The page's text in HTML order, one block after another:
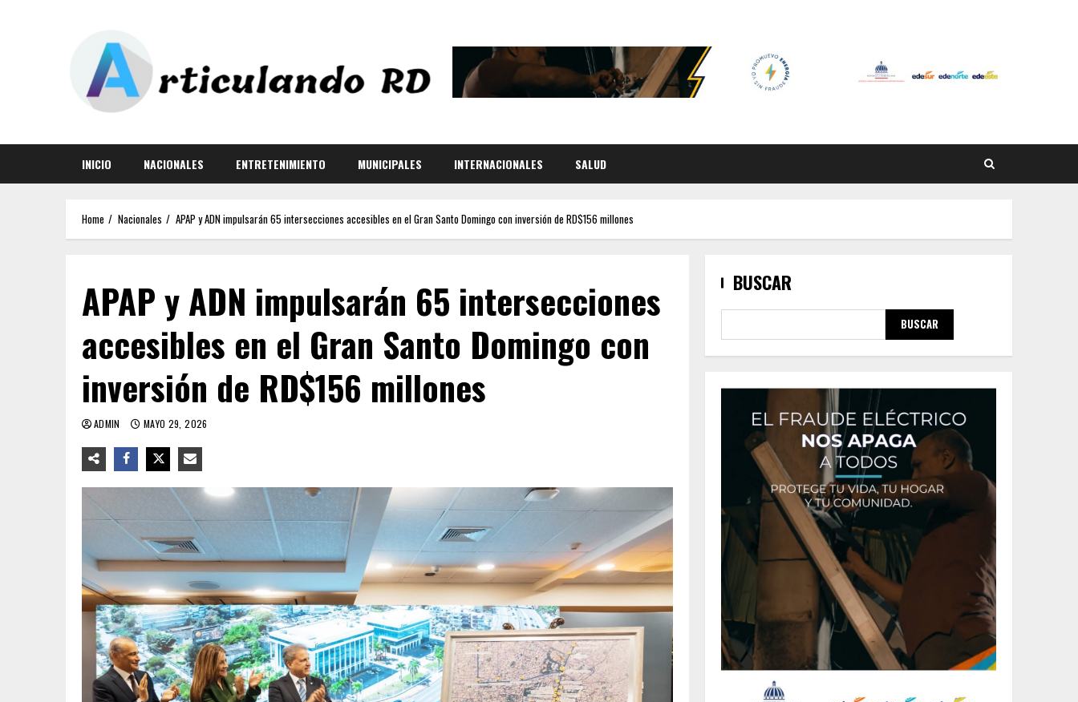
INICIO NACIONALES ENTRETENIMIENTO MUNICIPALES INTERNACIONALES SALUD
Home Nacionales APAP y ADN impulsarán 65 intersecciones accesibles en el Gran Santo Domingo con inversión de RD$156 millones
APAP y ADN impulsarán 65 intersecciones
accesibles en el Gran Santo Domingo con
inversión de RD$156 millones
ADMIN MAYO 29, 2026
BUSCAR
BUSCAR